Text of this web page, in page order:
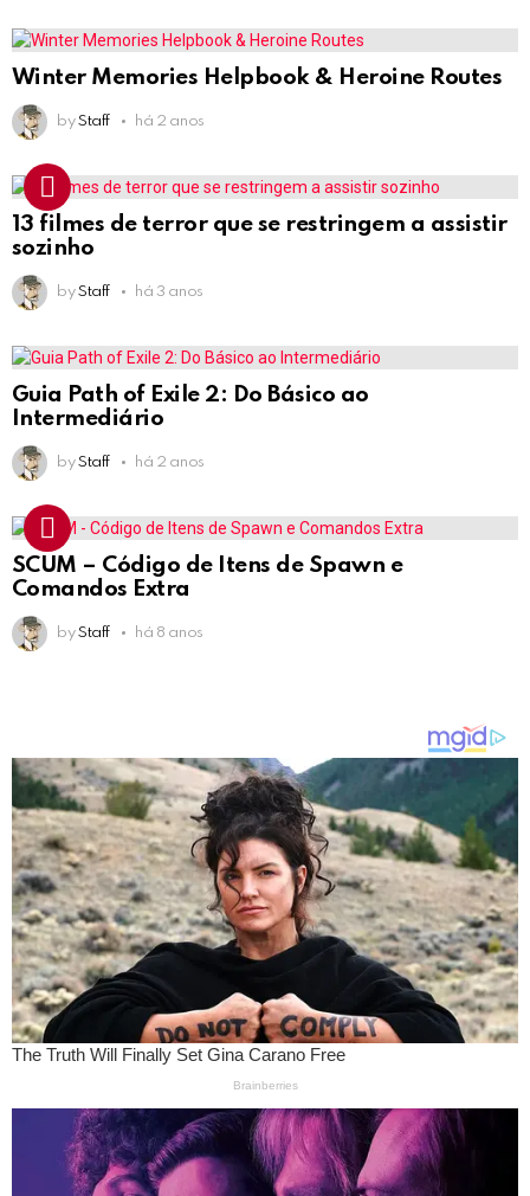
Winter Memories Helpbook & Heroine Routes
by Staff há 2 anos
13 filmes de terror que se restringem a assistir
sozinho
by Staff há 3 anos
Guia Path of Exile 2: Do Básico ao
Intermediário
by Staff há 2 anos
SCUM – Código de Itens de Spawn e
Comandos Extra
by Staff há 8 anos